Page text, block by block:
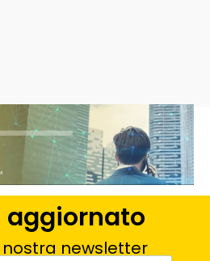
aggiornato
nostra newsletter